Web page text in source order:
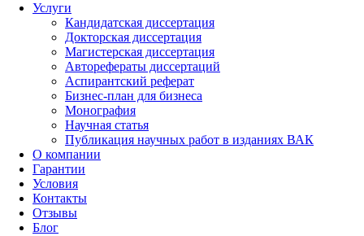
Услуги
Кандидатская диссертация
Докторская диссертация
Магистерская диссертация
Авторефераты диссертаций
Аспирантский реферат
Бизнес-план для бизнеса
Монография
Научная статья
Публикация научных работ в изданиях ВАК
О компании
Гарантии
Условия
Контакты
Отзывы
Блог